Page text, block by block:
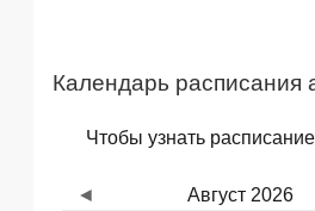
Календарь расписания
Чтобы узнать
Август 2026
◄